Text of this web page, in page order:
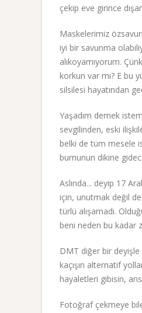
çekip eve girince
Maskelerimiz
iyi bir savunma
alıkoyamıyorum.
korkun var mı? E bu
silsilesi hayatından
Yaşadım demek
sevgilinden, eski
belki de tüm mesele
burnunun dikine
Aslında... deyip 17
için, unutmak değil
türlü alışamadı.
beni neden bu kadar
DMT diğer bir
kaçışın alternatif
hayaletleri gibisin,
Fotoğraf çekmeye